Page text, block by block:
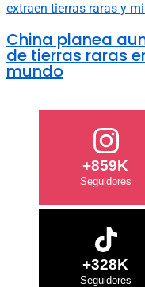
China planea
de tierras raras
mundo
+859K
+328K